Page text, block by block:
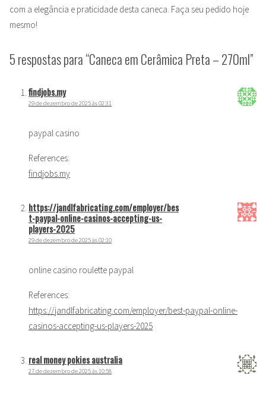
com a elegância e praticidade desta caneca. Faça seu pedido hoje
mesmo!
5 respostas para “Caneca em Cerâmica Preta – 270ml”
findjobs.my
29 de dezembro de 2025 às 02:31
paypal casino
References:
findjobs.my
https://jandlfabricating.com/employer/bes
t-paypal-online-casinos-accepting-us-
players-2025
29 de dezembro de 2025 às 02:10
online casino roulette paypal
References:
https://jandlfabricating.com/employer/best-paypal-online-
casinos-accepting-us-players-2025
real money pokies australia
27 de dezembro de 2025 às 10:58